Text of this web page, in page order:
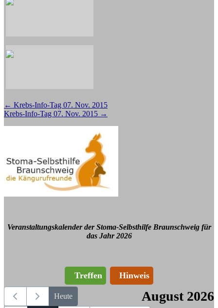
Beitragsnavigation
← Krebs-Info-Tag 07. Nov. 2015
Krebs-Info-Tag 07. Nov. 2015 →
Veranstaltungskalender der Stoma-Selbsthilfe Braunschweig für
das Jahr 2026
Treffen Hinweis
Heute August 2026